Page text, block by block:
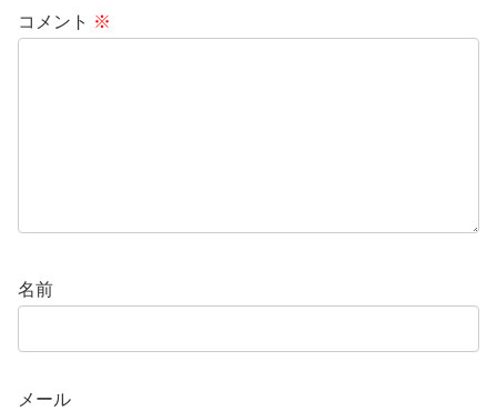
コメント ※
名前
メール